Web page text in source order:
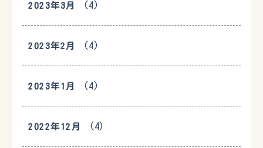
2023年3月 (4)
2023年2月 (4)
2023年1月 (4)
2022年12月 (4)